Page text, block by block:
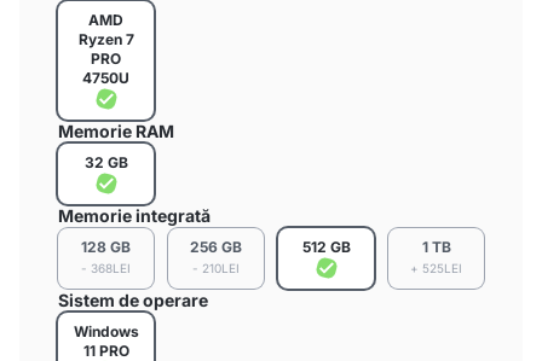
AMD
Ryzen 7
PRO
4750U
Memorie RAM
32 GB
Memorie integrată
128 GB
- 368LEI
256 GB
- 210LEI
512 GB 1 TB
+ 525LEI
Sistem de operare
Windows
11 PRO